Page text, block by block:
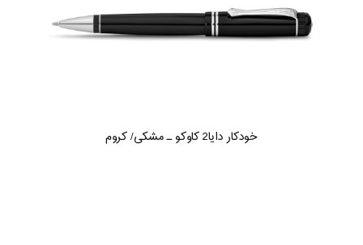
خودکار دایا2 کاوکو ـ مشکی/ کروم